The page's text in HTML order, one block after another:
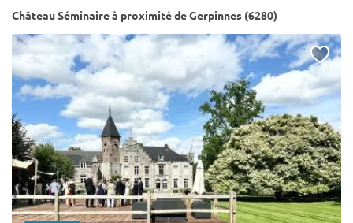
Château Séminaire à proximité de Gerpinnes (6280)